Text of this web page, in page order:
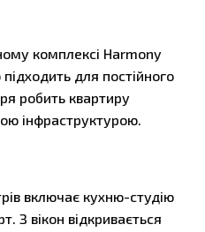
комплексі Harmony
для постійного
робить квартиру
інфраструктурою.
включає кухню-студію
З вікон відкривається